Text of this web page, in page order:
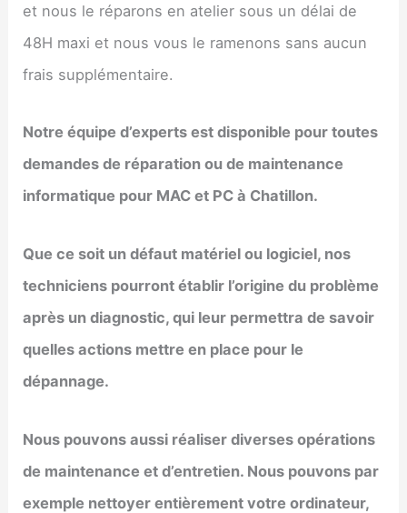
et nous le réparons en atelier sous un délai de
48H maxi et nous vous le ramenons sans aucun
frais supplémentaire.
Notre équipe d’experts est disponible pour toutes
demandes de réparation ou de maintenance
informatique pour MAC et PC à Chatillon.
Que ce soit un défaut matériel ou logiciel, nos
techniciens pourront établir l’origine du problème
après un diagnostic, qui leur permettra de savoir
quelles actions mettre en place pour le
dépannage.
Nous pouvons aussi réaliser diverses opérations
de maintenance et d’entretien. Nous pouvons par
exemple nettoyer entièrement votre ordinateur,